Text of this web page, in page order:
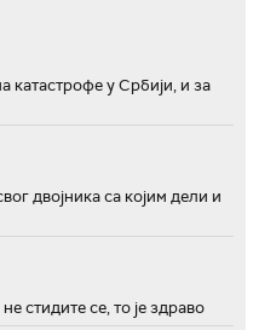
катастрофе у Србији, и за
двојника са којим дели и
стидите се, то је здраво